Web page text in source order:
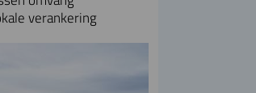
verankering